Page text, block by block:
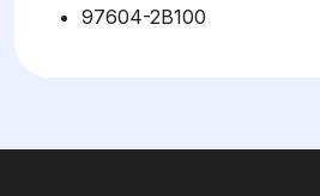
97604-2B100